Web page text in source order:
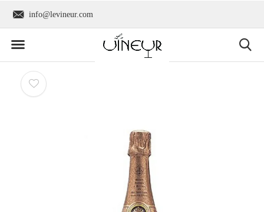
info@levineur.com